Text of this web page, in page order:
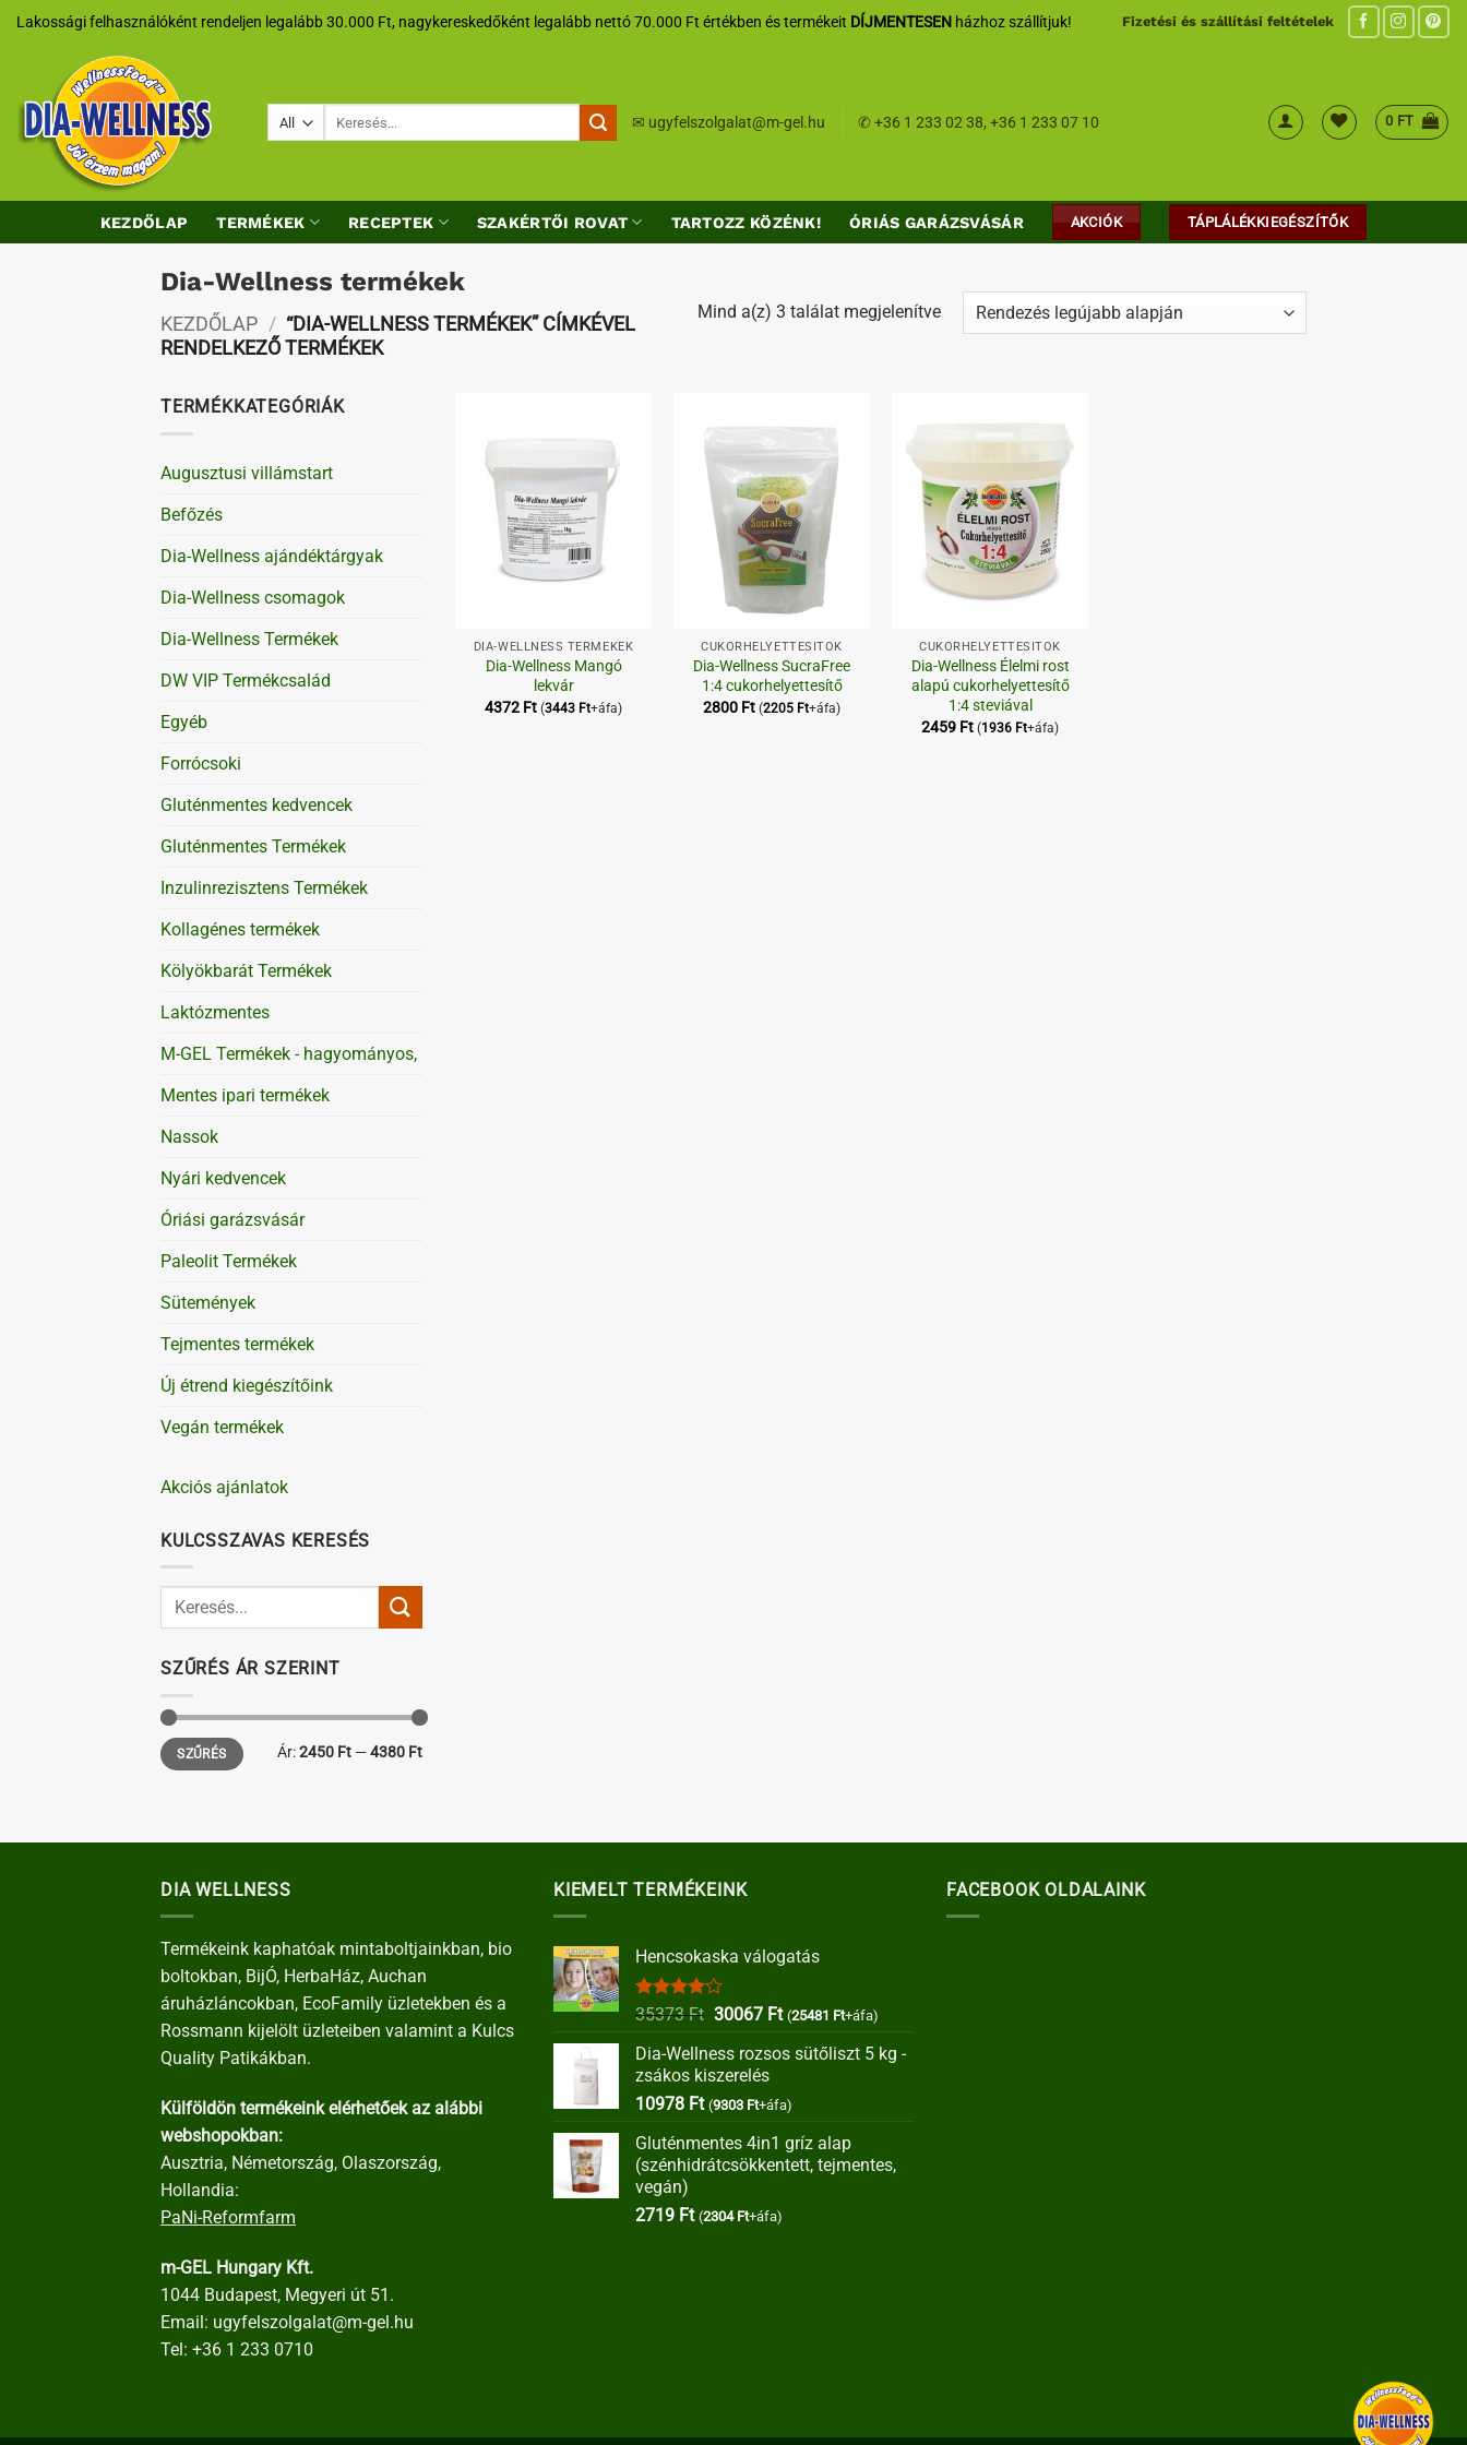
SkipLakossági felhasználóként rendeljen legalább 30.000 Ft, nagykereskedőként legalább nettó 70.000 Ft értékben és termékeit DÍJMENTESEN házhoz szállítjuk! Fizetési és szállítási feltételek
✉ ugyfelszolgalat@m-gel.hu ✆+36 1 233 02 38,+36 1 233 07 10 0 FT
KEZDŐLAP TERMÉKEK RECEPTEK SZAKÉRTŐI ROVAT TARTOZZ KÖZÉNK! ÓRIÁS GARÁZSVÁSÁR AKCIÓK TÁPLÁLÉKKIEGÉSZÍTŐK
Dia-Wellness termékek
KEZDŐLAP / “DIA-WELLNESS TERMÉKEK” CÍMKÉVEL
RENDELKEZŐ TERMÉKEK
Mind a(z) 3 találat megjelenítveSorted
TERMÉKKATEGÓRIÁK
Augusztusi villámstart
Befőzés
Dia-Wellness ajándéktárgyak
Dia-Wellness csomagok
Dia-Wellness Termékek
DW VIP Termékcsalád
Egyéb
Forrócsoki
Gluténmentes kedvencek
Gluténmentes Termékek
Inzulinrezisztens Termékek
Kollagénes termékek
Kölyökbarát Termékek
Laktózmentes
M-GEL Termékek - hagyományos,
Mentes ipari termékek
Nassok
Nyári kedvencek
Óriási garázsvásár
Paleolit Termékek
Sütemények
Tejmentes termékek
Új étrend kiegészítőink
Vegán termékek
Akciós ajánlatok
KULCSSZAVAS KERESÉS
SZŰRÉS ÁR SZERINT
Min
ár
Max
ár
SZŰRÉS Ár:2450 Ft —4380 Ft
DIA-WELLNESS TERMÉKEK
Dia-Wellness Mangó
lekvár
4372 Ft (3443 Ft+áfa)
Kedvenceimhez
CUKORHELYETTESÍTŐK
Dia-Wellness SucraFree
1:4 cukorhelyettesítő
2800 Ft (2205 Ft+áfa)
Kedvenceimhez
CUKORHELYETTESÍTŐK
Dia-Wellness Élelmi rost
alapú cukorhelyettesítő
1:4 steviával
2459 Ft (1936 Ft+áfa)
DIA WELLNESS
Termékeink kaphatóak mintaboltjainkban, bio
boltokban, BijÓ, HerbaHáz, Auchan
áruházláncokban, EcoFamily üzletekben és a
Rossmann kijelölt üzleteiben valamint a Kulcs
Quality Patikákban.
Külföldön termékeink elérhetőek az alábbi
webshopokban:
Ausztria, Németország, Olaszország,
Hollandia:
PaNi-Reformfarm
m-GEL Hungary Kft.
1044 Budapest, Megyeri út 51.
Email: ugyfelszolgalat@m-gel.hu
Tel: +36 1 233 0710
KIEMELT TERMÉKEINK
Hencsokaska válogatás
Értékelés:
35373Ft Original
was:
35373 Ft.
30067 FtCurrent
is:
(25481 Ft+áfa)
Dia-Wellness rozsos sütőliszt 5 kg -
zsákos kiszerelés
10978 Ft (9303 Ft+áfa)
Gluténmentes 4in1 gríz alap
(szénhidrátcsökkentett, tejmentes,
vegán)
2719 Ft (2304 Ft+áfa)
FACEBOOK OLDALAINK